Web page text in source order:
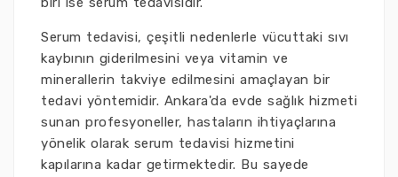
Serum tedavisi, çeşitli nedenlerle vücuttaki sıvı
kaybının giderilmesini veya vitamin ve
minerallerin takviye edilmesini amaçlayan bir
tedavi yöntemidir. Ankara'da evde sağlık hizmeti
sunan profesyoneller, hastaların ihtiyaçlarına
yönelik olarak serum tedavisi hizmetini
kapılarına kadar getirmektedir. Bu sayede